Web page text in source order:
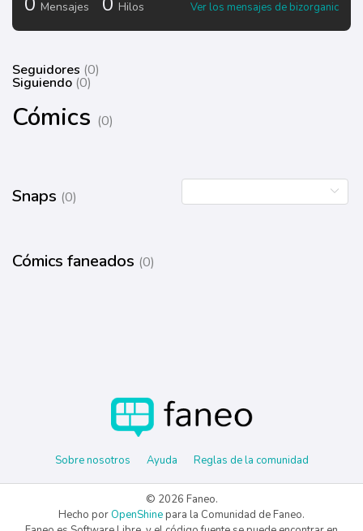
Mensajes Hilos Ver los mensajes de bizorganic
Seguidores (0)
Siguiendo (0)
Cómics (0)
Snaps (0)
Cómics faneados (0)
Sobre nosotros Ayuda Reglas de la comunidad
© 2026 Faneo.
Hecho porOpenShine para la Comunidad de Faneo.